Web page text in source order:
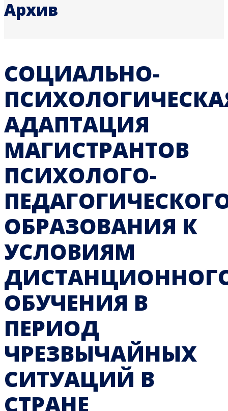
Архив
СОЦИАЛЬНО-
АДАПТАЦИЯ
МАГИСТРАНТОВ
ПСИХОЛОГО-
ОБРАЗОВАНИЯ К
УСЛОВИЯМ
ОБУЧЕНИЯ В
ПЕРИОД
ЧРЕЗВЫЧАЙНЫХ
СИТУАЦИЙ В
СТРАНЕ